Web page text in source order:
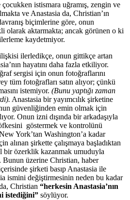
istismara uğramış, zengin ve
ve Anastasia da, Christian’ın
biçimlerine göre, onun
olarak aktarmakta; ancak görünen o ki
kaydetmiyor.
ilerledikçe, onun gittikçe artan
hayatını daha fazla etkiliyor.
sergisi için onun fotoğraflarını
tüm fotoğrafları satın alıyor; çünkü
istemiyor. (Bunu yaptığı zaman
Anastasia bir yayımcılık şirketine
güvenliğinden emin olmak için
Onun izni dışında bir arkadaşıyla
göstermek ve kontrolünü
York’tan Washington’a kadar
alınan şirkette çalışmaya başladıktan
bir özerklik kazanmak umuduyla
üzerine Christian, haber
şirketi basıp Anastasia ile
ismini değiştirmesinin neden bu kadar
Christian “herkesin Anastasia’nın
istediğini” söylüyor.